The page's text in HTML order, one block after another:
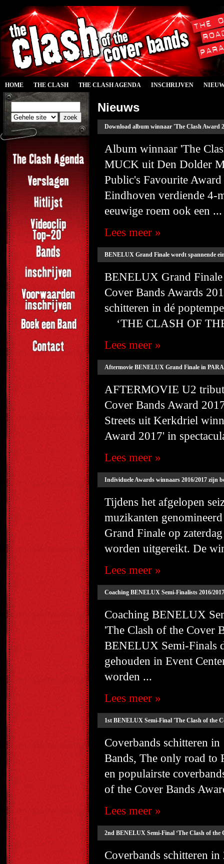
HOME THE CLASH THE CLASH AGENDA INSCHRIJVEN
Nieuws
Download album winnaar 'The Clash Award
Album winnaar 'The
MUCK uit Den Dolder
Public's Favourite
Eindhoven verdiende 4-
eeuwige roem ook een ...
Lees meer »
BENELUX Grand Finale wordt spannende
BENELUX Grand Finale
Cover Bands Awards
schitteren in dé
‘THE CLASH OF
Lees meer »
Aftermovie BENELUX Grand Finale in
AFTERMOVIE U2
Cover Bands Award
Streets uit Kerkdriel
Award 2017' in
Lees meer »
Individuele Awards winnaars 2016/2017 zijn
Tijdens het afgelopen
muzikanten
Grand Finale op
worden uitgereikt. De
Lees meer »
Coaching BENELUX Semi-Finalists 2016/2017
Coaching BENELUX
'The Clash of the Cover
BENELUX Semi-Finals
gehouden in Event
worden ...
Lees meer »
1st BENELUX Semi-Final 'The Clash of the
Coverbands schitteren
Bands, The only road to
en populairste
of the Cover Bands
Lees meer »
2nd BENELUX Semi-Final ‘The Clash of
Coverbands schitteren